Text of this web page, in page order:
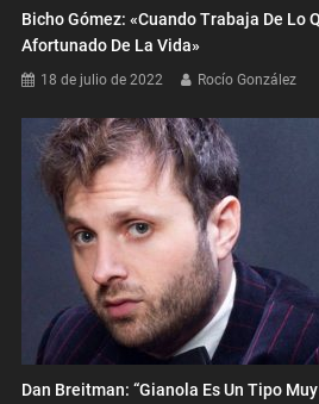
Bicho Gómez: «Cuando Trabaja De Lo
Afortunado De La Vida»
18 de julio de 2022 Rocío González
Dan Breitman: “Gianola Es Un Tipo